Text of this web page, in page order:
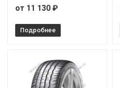
от 11 130 ₽
Подробнее